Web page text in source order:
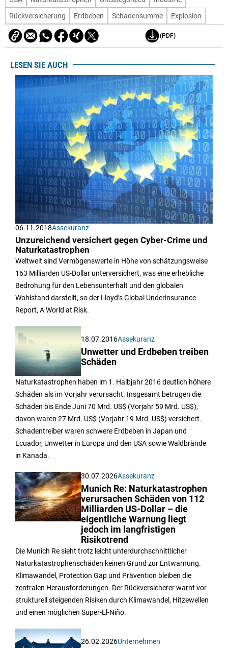
Rückversicherung
Erdbeben Schadensumme Explosion
(PDF)
LESEN SIE AUCH
06.11.2018Assekuranz
Unzureichend versichert gegen Cyber-Crime und
Naturkatastrophen
Weltweit sind Vermögenswerte in Höhe von schätzungsweise
163 Milliarden US-Dollar unterversichert, was eine erhebliche
Bedrohung für den Lebensunterhalt und den globalen
Wohlstand darstellt, so der Lloyd’s Global Underinsurance
Report, A World at Risk.
18.07.2016Assekuranz
Unwetter und Erdbeben treiben
Schäden
Naturkatastrophen haben im 1. Halbjahr 2016 deutlich höhere
Schäden als im Vorjahr verursacht. Insgesamt betrugen die
Schäden bis Ende Juni 70 Mrd. US$ (Vorjahr 59 Mrd. US$),
davon waren 27 Mrd. US$ (Vorjahr 19 Mrd. US$) versichert.
Schadentreiber waren schwere Erdbeben in Japan und
Ecuador, Unwetter in Europa und den USA sowie Waldbrände
in Kanada.
30.07.2026Assekuranz
Munich Re: Naturkatastrophen
verursachen Schäden von 112
Milliarden US-Dollar – die
eigentliche Warnung liegt
jedoch im langfristigen
Risikotrend
Die Munich Re sieht trotz leicht unterdurchschnittlicher
Naturkatastrophenschäden keinen Grund zur Entwarnung.
Klimawandel, Protection Gap und Prävention bleiben die
zentralen Herausforderungen. Der Rückversicherer warnt vor
strukturell steigenden Risiken durch Klimawandel, Hitzewellen
und einen möglichen Super-El-Niño.
26.02.2026Unternehmen